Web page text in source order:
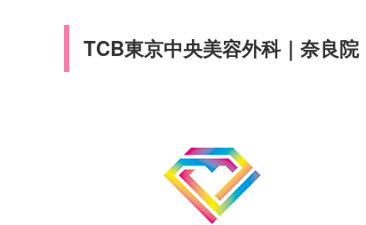
TCB東京中央美容外科｜奈良院